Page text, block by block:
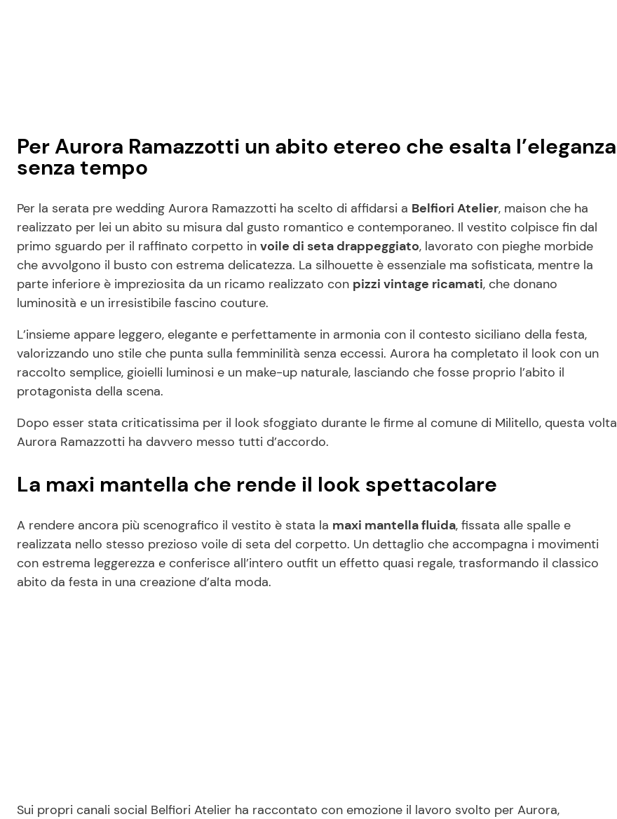
Per Aurora Ramazzotti un abito etereo che esalta l’eleganza
senza tempo
Per la serata pre wedding Aurora Ramazzotti ha scelto di affidarsi a Belfiori Atelier, maison che ha
realizzato per lei un abito su misura dal gusto romantico e contemporaneo. Il vestito colpisce fin dal
primo sguardo per il raffinato corpetto in voile di seta drappeggiato, lavorato con pieghe morbide
che avvolgono il busto con estrema delicatezza. La silhouette è essenziale ma sofisticata, mentre la
parte inferiore è impreziosita da un ricamo realizzato con pizzi vintage ricamati, che donano
luminosità e un irresistibile fascino couture.
L’insieme appare leggero, elegante e perfettamente in armonia con il contesto siciliano della festa,
valorizzando uno stile che punta sulla femminilità senza eccessi. Aurora ha completato il look con un
raccolto semplice, gioielli luminosi e un make-up naturale, lasciando che fosse proprio l’abito il
protagonista della scena.
Dopo esser stata criticatissima per il look sfoggiato durante le firme al comune di Militello, questa volta
Aurora Ramazzotti ha davvero messo tutti d’accordo.
La maxi mantella che rende il look spettacolare
A rendere ancora più scenografico il vestito è stata la maxi mantella fluida, fissata alle spalle e
realizzata nello stesso prezioso voile di seta del corpetto. Un dettaglio che accompagna i movimenti
con estrema leggerezza e conferisce all’intero outfit un effetto quasi regale, trasformando il classico
abito da festa in una creazione d’alta moda.
Sui propri canali social Belfiori Atelier ha raccontato con emozione il lavoro svolto per Aurora,